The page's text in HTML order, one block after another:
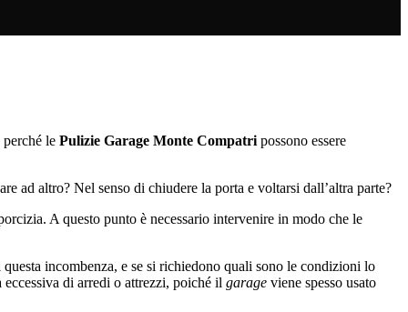
perché le Pulizie Garage Monte Compatri possono essere
ad altro? Nel senso di chiudere la porta e voltarsi dall’altra parte?
A questo punto è necessario intervenire in modo che le
incombenza, e se si richiedono quali sono le condizioni lo
di arredi o attrezzi, poiché il garage viene spesso usato